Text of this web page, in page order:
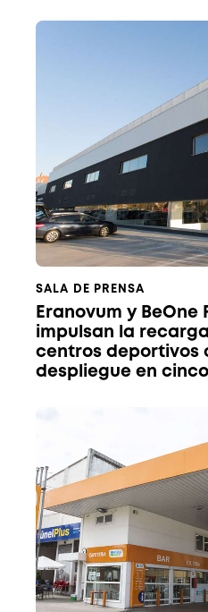
SALA DE PRENSA
Eranovum y BeOne
impulsan la
centros deportivos
despliegue en